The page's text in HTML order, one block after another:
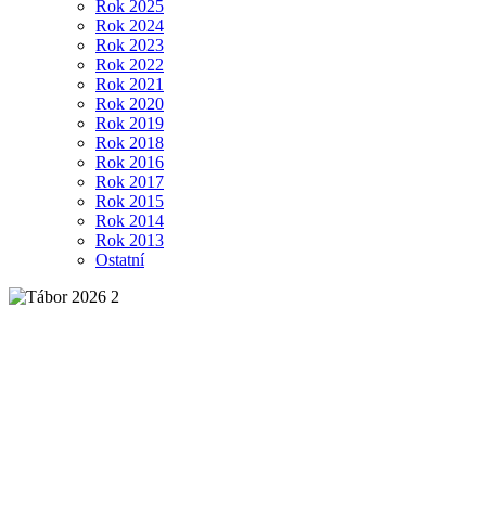
Rok 2025
Rok 2024
Rok 2023
Rok 2022
Rok 2021
Rok 2020
Rok 2019
Rok 2018
Rok 2016
Rok 2017
Rok 2015
Rok 2014
Rok 2013
Ostatní